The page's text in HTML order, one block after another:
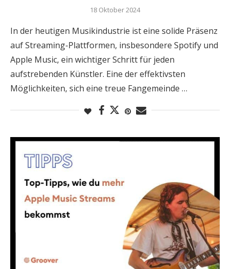
18 Oktober 2024
In der heutigen Musikindustrie ist eine solide Präsenz
auf Streaming-Plattformen, insbesondere Spotify und
Apple Music, ein wichtiger Schritt für jeden
aufstrebenden Künstler. Eine der effektivsten
Möglichkeiten, sich eine treue Fangemeinde …